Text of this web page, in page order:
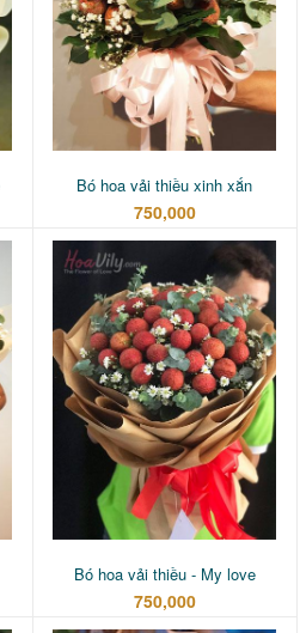
Bó hoa vải thiều xinh xắn
750,000
Bó hoa vải thiều - My love
750,000